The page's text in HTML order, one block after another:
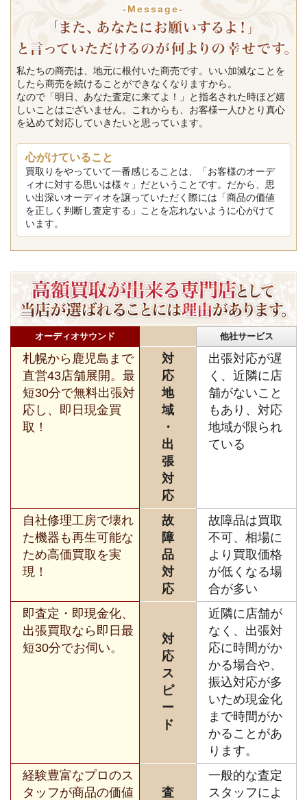
-Message-
私たちの商売は、地元に根付いた商売です。いい加減なことを
したら商売を続けることができなくなりますから。
なので「明日、あなた査定に来てよ！」と指名された時ほど嬉
しいことはございません。これからも、お客様一人ひとり真心
を込めて対応していきたいと思っています。
心がけていること
買取りをやっていて一番感じることは、「お客様のオーデ
ィオに対する思いは様々」だということです。だから、思
い出深いオーディオを譲っていただく際には「商品の価値
を正しく判断し査定する」ことを忘れないように心がけて
います。
オーディオサウンド 他社サービス
札幌から鹿児島まで
直営43店舗展開。最
短30分で無料出張対
応し、即日現金買
取！
対
応
地
域
・
出
張
対
応
出張対応が遅
く、近隣に店
舗がないこと
もあり、対応
地域が限られ
ている
自社修理工房で壊れ
た機器も再生可能な
ため高価買取を実
現！
故
障
品
対
応
故障品は買取
不可、相場に
より買取価格
が低くなる場
合が多い
即査定・即現金化、
出張買取なら即日最
短30分でお伺い。
対
応
ス
ピ
ー
ド
近隣に店舗が
なく、出張対
応に時間がか
かる場合や、
振込対応が多
いため現金化
まで時間がか
かることがあ
ります。
経験豊富なプロのス
タッフが商品の価値
査
一般的な査定
スタッフによ